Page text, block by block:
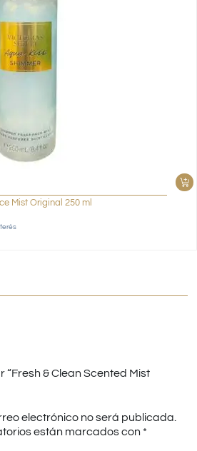
Mist Original 250 ml
“Fresh & Clean Scented Mist
electrónico no será publicada.
están marcados con *